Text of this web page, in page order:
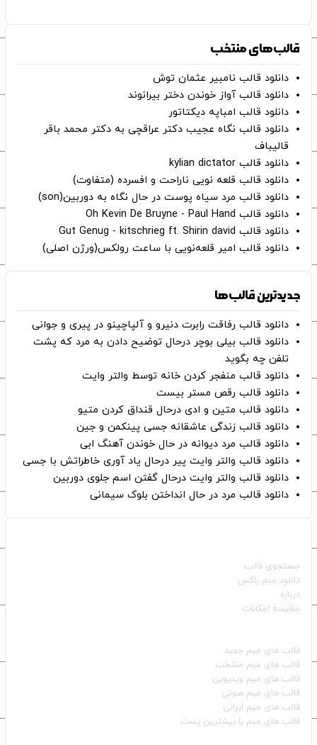
قالب‌های منتخب
دانلود قالب نامبیر عثمان ‌توش
دانلود قالب آواز خوندن دختر بیرانوند
دانلود قالب امباپه دیکتاتور
دانلود قالب نگاه عجیب دکتر عراقچی به دکتر محمد باقر
قالیباف
دانلود قالب kylian dictator
دانلود قالب قلعه نویی ناراحت و افسرده (متفاوت)
دانلود قالب مرد سیاه پوست در حال نگاه به دوربین(son)
دانلود قالب Oh Kevin De Bruyne - Paul Hand
دانلود قالب Gut Genug - kitschrieg ft. Shirin david
دانلود قالب امیر قلعه‌نویی با ساعت رولکس(ورژن اصلی)
جدیدترین قالب‌ها
دانلود قالب رفاقت رابرت دنیرو و آلپاچینو در پیری و جوانی
دانلود قالب بیلی بوچر درحال توضیح دادن به مرد که پشت
تلفن چه بگوید
دانلود قالب منفجر کردن خانه توسط والتر وایت
دانلود قالب رقص مستر بیست
دانلود قالب متین و ادی درحال قنداق کردن متیو
دانلود قالب زندگی عاشقانه جسی پینکمن و جین
دانلود قالب مرد دیوانه در حال خوندن آهنگ ابی
دانلود قالب والتر وایت پیر درحال یاد آوری خاطراتش با جسی
دانلود قالب والتر وایت درحال گفتن اسم جلوی دوربین
دانلود قالب مرد در حال انداختن بلوک سیمانی
جستجوی قالب
دانلود میم باکس
درباره
مقایسه امکانات
قالب‌ های میم جدید
قالب‌ های میم منتخب
قالب‌ های میم ویدیویی
قالب‌ های میم صوتی
قالب‌ های میم ایرانی
قالب‌ های میم با بیشترین پست